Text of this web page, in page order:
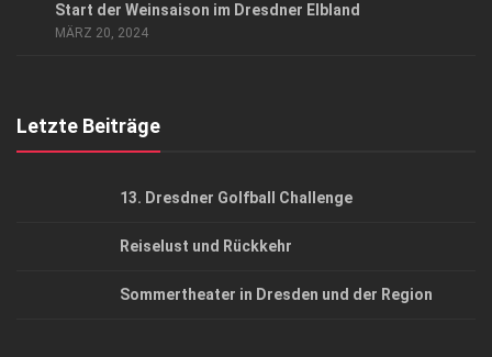
Start der Weinsaison im Dresdner Elbland
MÄRZ 20, 2024
Letzte Beiträge
13. Dresdner Golfball Challenge
Reiselust und Rückkehr
Sommertheater in Dresden und der Region